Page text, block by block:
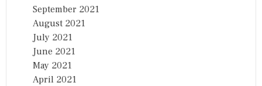
September 2021
August 2021
July 2021
June 2021
May 2021
April 2021